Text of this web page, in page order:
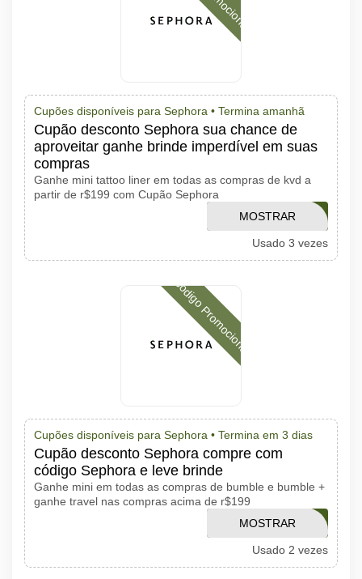
Cupões disponíveis para Sephora • Termina amanhã
Cupão desconto Sephora sua chance de
aproveitar ganhe brinde imperdível em suas
compras
Ganhe mini tattoo liner em todas as compras de kvd a
partir de r$199 com Cupão Sephora
MINIKVD
MOSTRAR
CÓDIGO
Usado 3 vezes
Código Promocional
Cupões disponíveis para Sephora • Termina em 3 dias
Cupão desconto Sephora compre com
código Sephora e leve brinde
Ganhe mini em todas as compras de bumble e bumble +
ganhe travel nas compras acima de r$199
AMOBUMBLE
MOSTRAR
CÓDIGO
Usado 2 vezes